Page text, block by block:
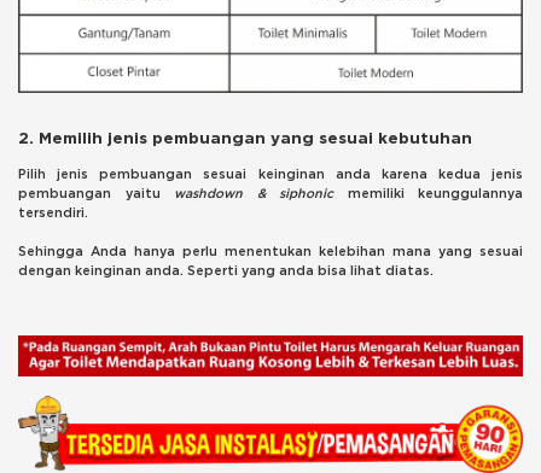
2. Memilih jenis pembuangan yang sesuai kebutuhan
Pilih jenis pembuangan sesuai keinginan anda karena kedua jenis
pembuangan yaitu washdown & siphonicmemiliki keunggulannya
tersendiri.
Sehingga Anda hanya perlu menentukan kelebihan mana yang sesuai
dengan keinginan anda. Seperti yang anda bisa lihat diatas.